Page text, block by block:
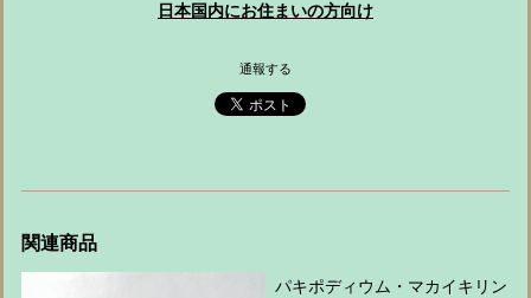
日本国内にお住まいの方向け
通報する
関連商品
パキポディウム・マカイキリン